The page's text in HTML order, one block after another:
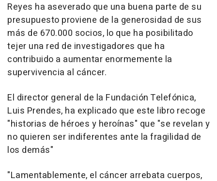
Reyes ha aseverado que una buena parte de su
presupuesto proviene de la generosidad de sus
más de 670.000 socios, lo que ha posibilitado
tejer una red de investigadores que ha
contribuido a aumentar enormemente la
supervivencia al cáncer.
El director general de la Fundación Telefónica,
Luis Prendes, ha explicado que este libro recoge
"historias de héroes y heroínas" que "se revelan y
no quieren ser indiferentes ante la fragilidad de
los demás"
"Lamentablemente, el cáncer arrebata cuerpos,